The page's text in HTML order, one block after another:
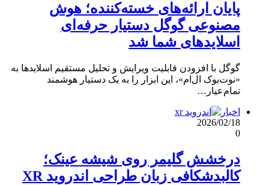
پایان ارائه‌های خسته‌کننده؛ هوش
مصنوعی گوگل دستیار حرفه‌ای
اسلایدهای شما شد
گوگل با افزودن قابلیت ویرایش و تحلیل مستقیم اسلایدها به
«نوت‌بوک ال‌ام»، این ابزار را به یک دستیار هوشمند
تمام‌عیار…
اخبار
2026/02/18
0
درخشش گلیمر روی شیشه عینک؛
کالبدشکافی زبان طراحی اندروید XR